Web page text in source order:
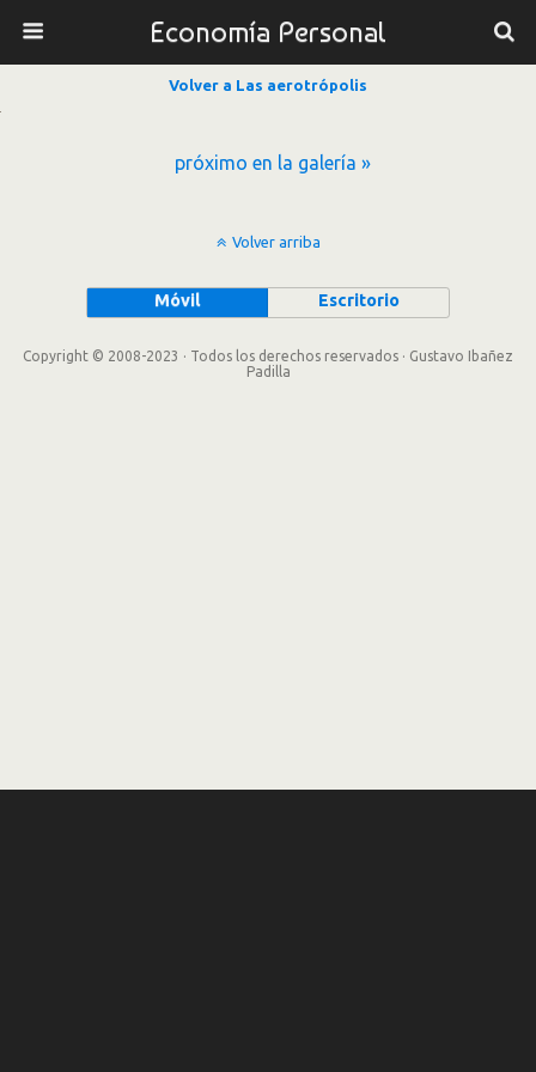
Economía Personal
Volver a Las aerotrópolis
próximo en la galería »
Volver arriba
Móvil Escritorio
Copyright © 2008-2023 · Todos los derechos reservados · Gustavo Ibañez
Padilla